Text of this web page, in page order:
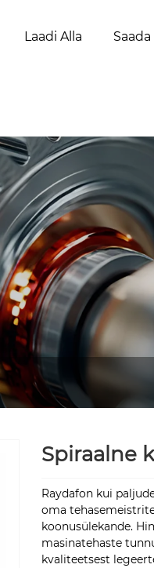
Laadi Alla
Spiraalne
Raydafon kui
oma
koonusülekande.
masinatehaste
kvaliteetsest